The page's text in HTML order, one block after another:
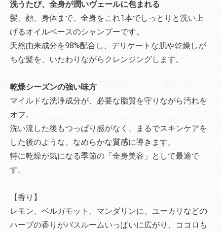
洗うたび、全身が潤いヴェールに包まれる
髪、顔、身体まで、全身をこれ1本でしっとりと洗い上
げるオイルベースのシャンプーです。
天然由来成分を98%配合し、デリケートな肌や乾燥しが
ちな髪を、いたわりながらクレンジングします。
乾燥シーズンの強い味方
マイルドな洗浄成分が、必要な脂質を守りながら汚れを
オフ。
洗い流した後もつっぱり感がなく、まるでスキンケアを
した後のような、なめらかな質感に導きます。
特に乾燥が気になる季節の「全身美容」として最適で
す。
【香り】
レモン、ベルガモット、マンダリンに、ユーカリなどの
ハーブの香りがバスルームいっぱいに広がり、ココロも